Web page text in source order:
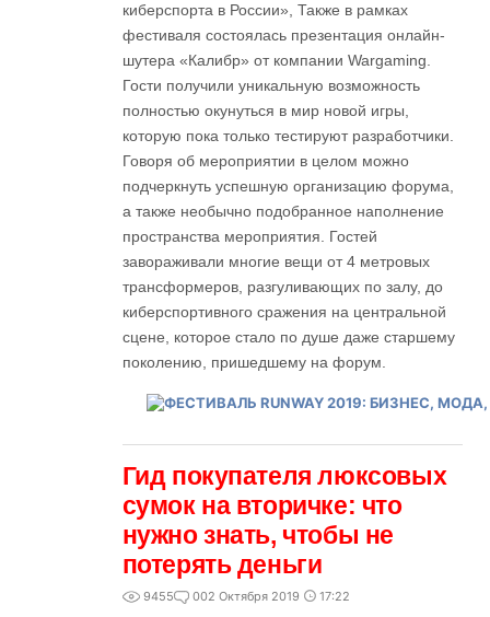
киберспорта в России», Также в рамках
фестиваля состоялась презентация онлайн-
шутера «Калибр» от компании Wargaming.
Гости получили уникальную возможность
полностью окунуться в мир новой игры,
которую пока только тестируют разработчики.
Говоря об мероприятии в целом можно
подчеркнуть успешную организацию форума,
а также необычно подобранное наполнение
пространства мероприятия. Гостей
завораживали многие вещи от 4 метровых
трансформеров, разгуливающих по залу, до
киберспортивного сражения на центральной
сцене, которое стало по душе даже старшему
поколению, пришедшему на форум.
Гид покупателя люксовых
сумок на вторичке: что
нужно знать, чтобы не
потерять деньги
9455 002 Октября 2019 17:22